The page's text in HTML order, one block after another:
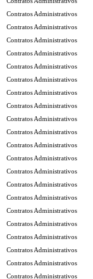
Contratos Administrativos
Contratos Administrativos
Contratos Administrativos
Contratos Administrativos
Contratos Administrativos
Contratos Administrativos
Contratos Administrativos
Contratos Administrativos
Contratos Administrativos
Contratos Administrativos
Contratos Administrativos
Contratos Administrativos
Contratos Administrativos
Contratos Administrativos
Contratos Administrativos
Contratos Administrativos
Contratos Administrativos
Contratos Administrativos
Contratos Administrativos
Contratos Administrativos
Contratos Administrativos